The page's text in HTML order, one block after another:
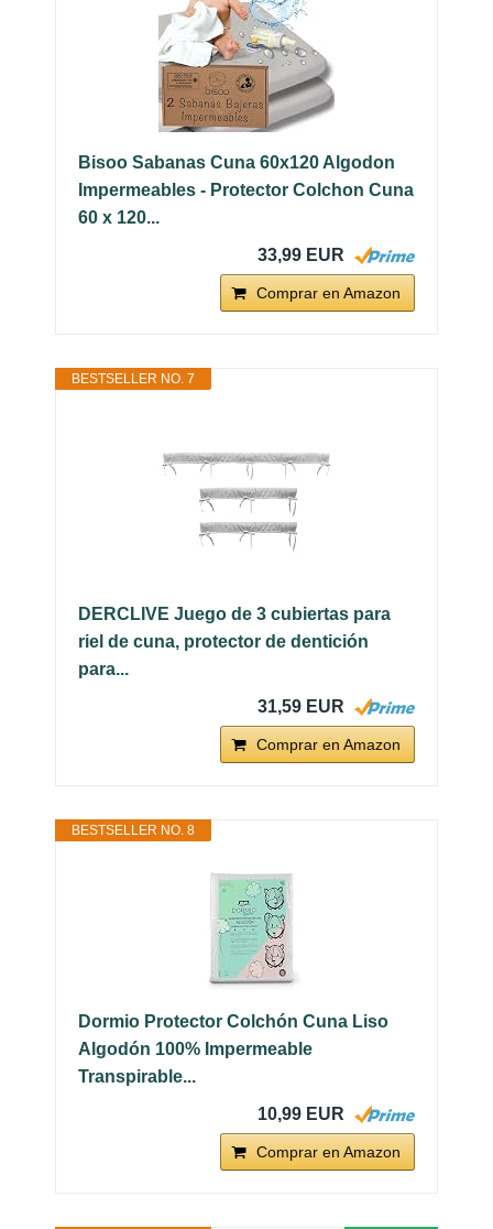
Bisoo Sabanas Cuna 60x120 Algodon
Impermeables - Protector Colchon Cuna
60 x 120...
33,99 EUR
Comprar en Amazon
BESTSELLER NO. 7
DERCLIVE Juego de 3 cubiertas para
riel de cuna, protector de dentición
para...
31,59 EUR
Comprar en Amazon
BESTSELLER NO. 8
Dormio Protector Colchón Cuna Liso
Algodón 100% Impermeable
Transpirable...
10,99 EUR
Comprar en Amazon